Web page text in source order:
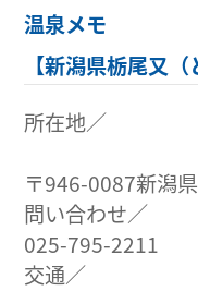
温泉メモ
【新潟県栃尾又
所在地／
〒946-0087新潟
問い合わせ／
025-795-2211
交通／